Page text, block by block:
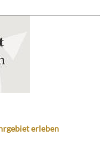
erleben